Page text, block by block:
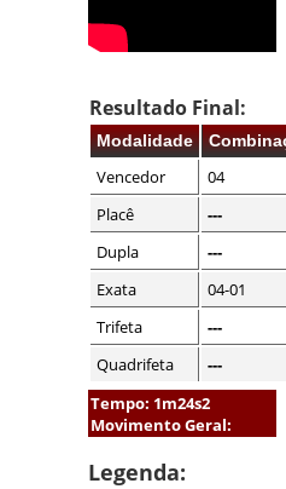
Resultado Final:
Modalidade
Vencedor
04
Placê
---
Dupla
---
Exata
04-01
Trifeta
---
Quadrifeta
---
Tempo: 1m24s2
Movimento Geral:
Legenda: